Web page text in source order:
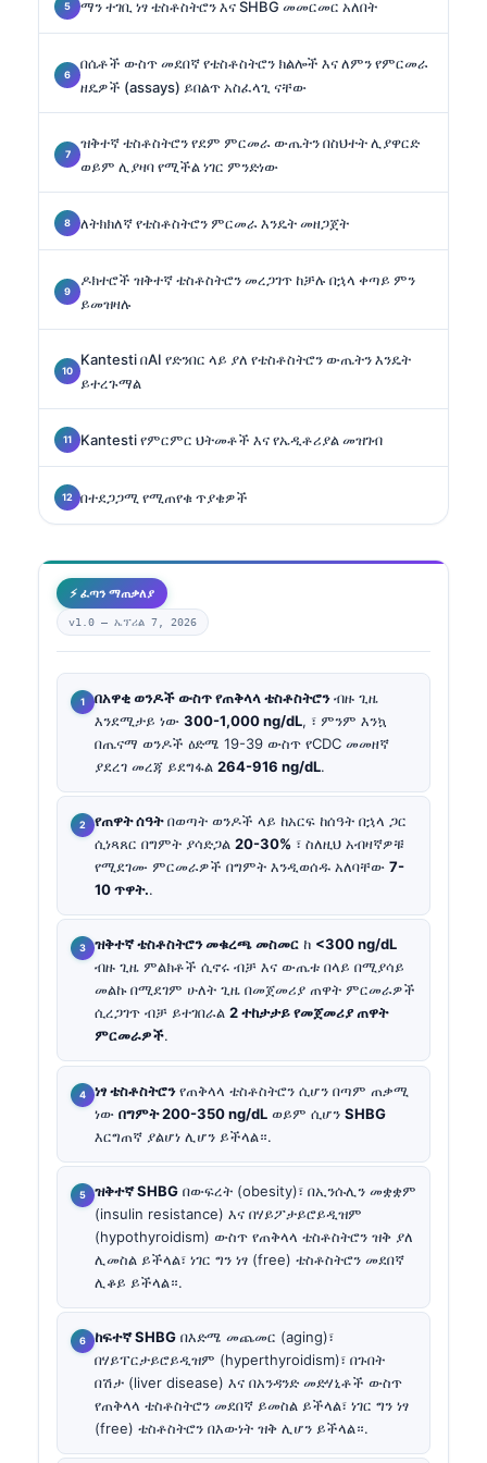
ማን ተገቢ ነፃ ቴስቶስትሮን እና SHBG መመርመር አለበት
በሴቶች ውስጥ መደበኛ የቴስቶስትሮን ክልሎች እና ለምን የምርመራ
ዘዴዎች (assays) ይበልጥ አስፈላጊ ናቸው
ዝቅተኛ ቴስቶስትሮን የደም ምርመራ ውጤትን በስህተት ሊያዋርድ
ወይም ሊያዛባ የሚችል ነገር ምንድነው
ለትክክለኛ የቴስቶስትሮን ምርመራ እንዴት መዘጋጀት
ዶክተሮች ዝቅተኛ ቴስቶስትሮን መረጋገጥ ከቻሉ በኋላ ቀጣይ ምን
ይመዝዛሉ
Kantesti በAI የድንበር ላይ ያለ የቴስቶስትሮን ውጤትን እንዴት
ይተረጉማል
Kantesti የምርምር ህትመቶች እና የኤዲቶሪያል መዝገብ
በተደጋጋሚ የሚጠየቁ ጥያቄዎች
⚡ ፈጣን ማጠቃለያ
v1.0 — ኤፕሪል 7, 2026
በአዋቂ ወንዶች ውስጥ የጠቅላላ ቴስቶስትሮንብዙ ጊዜ
እንደሚታይ ነው 300-1,000 ng/dL, ፣ ምንም እንኳ
በጤናማ ወንዶች ዕድሜ 19-39 ውስጥ የCDC መመዘኛ
ያደረገ መረጃ ይደግፋል 264-916 ng/dL.
የጠዋት ሰዓትበወጣት ወንዶች ላይ ከአርፍ ከሰዓት በኋላ ጋር
ሲነጻጸር በግምት ያሳድጋል 20-30% ፣ ስለዚህ አብዛኛዎቹ
የሚደገሙ ምርመራዎች በግምት እንዲወሰዱ አለባቸው 7-
10 ጥዋት..
ዝቅተኛ ቴስቶስትሮን መቁረጫ መስመር ከ <300 ng/dL
ብዙ ጊዜ ምልክቶች ሲኖሩ ብቻ እና ውጤቱ በላይ በሚያሳይ
መልኩ በሚደገም ሁለት ጊዜ በመጀመሪያ ጠዋት ምርመራዎች
ሲረጋገጥ ብቻ ይተገበራል 2 ተከታታይ የመጀመሪያ ጠዋት
ምርመራዎች.
ነፃ ቴስቶስትሮንየጠቅላላ ቴስቶስትሮን ሲሆን በጣም ጠቃሚ
ነው በግምት 200-350 ng/dL ወይም ሲሆን SHBG
እርግጠኛ ያልሆነ ሊሆን ይችላል።.
ዝቅተኛ SHBG በውፍረት (obesity)፣ በኢንሱሊን መቋቋም
(insulin resistance) እና በሃይፖታይሮይዲዝም
(hypothyroidism) ውስጥ የጠቅላላ ቴስቶስትሮን ዝቅ ያለ
ሊመስል ይችላል፣ ነገር ግን ነፃ (free) ቴስቶስትሮን መደበኛ
ሊቆይ ይችላል።.
ከፍተኛ SHBG በእድሜ መጨመር (aging)፣
በሃይፐርታይሮይዲዝም (hyperthyroidism)፣ በጉበት
በሽታ (liver disease) እና በአንዳንድ መድሃኒቶች ውስጥ
የጠቅላላ ቴስቶስትሮን መደበኛ ይመስል ይችላል፣ ነገር ግን ነፃ
(free) ቴስቶስትሮን በእውነት ዝቅ ሊሆን ይችላል።.